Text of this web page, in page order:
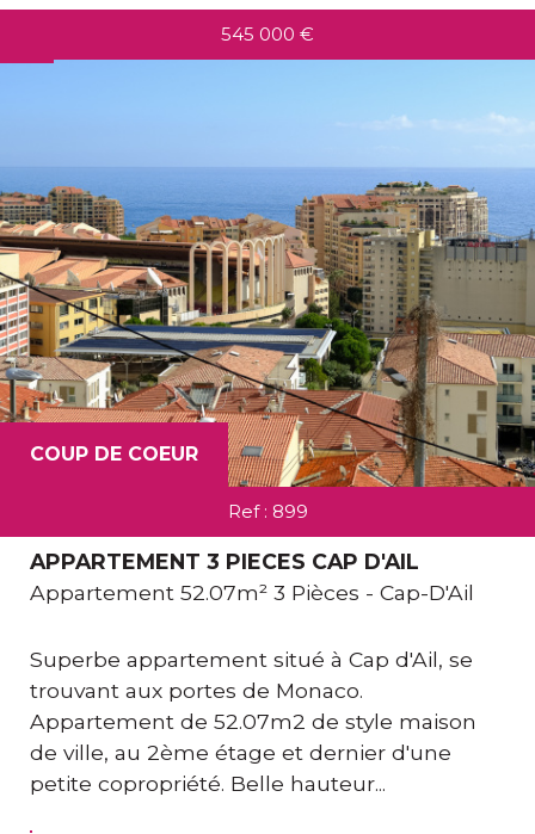
COUP DE COEUR
545 000 €
Ref : 899
APPARTEMENT 3 PIECES CAP D'AIL
Appartement 52.07m² 3 Pièces - Cap-D'Ail
Superbe appartement situé à Cap d'Ail, se
trouvant aux portes de Monaco.
Appartement de 52.07m2 de style maison
de ville, au 2ème étage et dernier d'une
petite copropriété. Belle hauteur...